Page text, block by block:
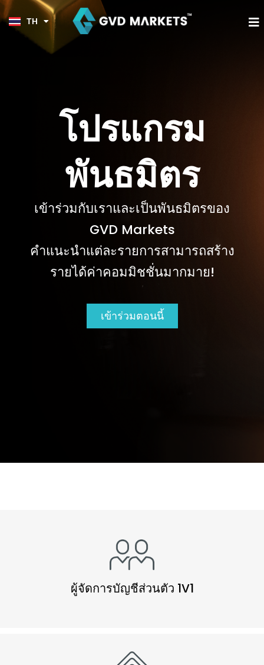
Skip
to
content
TH
KO
HI
โปรแกรม
พันธมิตร
เข้าร่วมกับเราและเป็นพันธมิตรของ
GVD Markets
คำแนะนำแต่ละรายการสามารถสร้าง
รายได้ค่าคอมมิชชั่นมากมาย!
เข้าร่วมตอนนี้
ผู้จัดการบัญชีส่วนตัว 1V1